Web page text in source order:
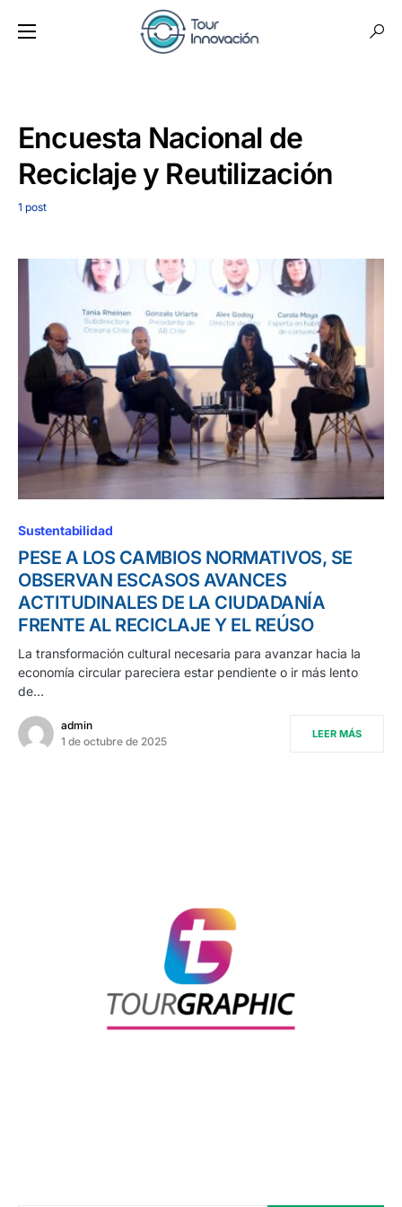
Encuesta Nacional de
Reciclaje y Reutilización
1 post
Sustentabilidad
PESE A LOS CAMBIOS NORMATIVOS, SE
OBSERVAN ESCASOS AVANCES
ACTITUDINALES DE LA CIUDADANÍA
FRENTE AL RECICLAJE Y EL REÚSO
La transformación cultural necesaria para avanzar hacia la
economía circular pareciera estar pendiente o ir más lento
de…
admin
1 de octubre de 2025
LEER MÁS